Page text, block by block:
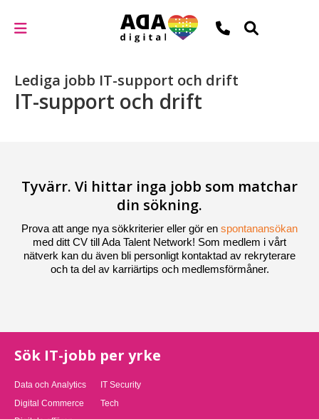
Lediga jobb IT-support och drift
IT-support och drift
Tyvärr. Vi hittar inga jobb som matchar
din sökning.
Prova att ange nya sökkriterier eller gör en spontanansökan
med ditt CV till Ada Talent Network! Som medlem i vårt
nätverk kan du även bli personligt kontaktad av rekryterare
och ta del av karriärtips och medlemsförmåner.
Sök IT-jobb per yrke
Data och Analytics
Digital Commerce
IT Security
Tech